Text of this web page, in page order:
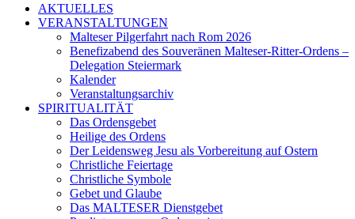
AKTUELLES
VERANSTALTUNGEN
Malteser Pilgerfahrt nach Rom 2026
Benefizabend des Souveränen Malteser-Ritter-Ordens –
Delegation Steiermark
Kalender
Veranstaltungsarchiv
SPIRITUALITÄT
Das Ordensgebet
Heilige des Ordens
Der Leidensweg Jesu als Vorbereitung auf Ostern
Christliche Feiertage
Christliche Symbole
Gebet und Glaube
Das MALTESER Dienstgebet